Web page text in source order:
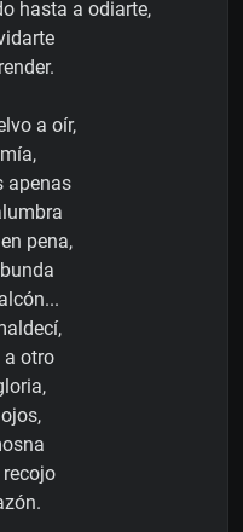
hasta a odiarte,
a oír,
apenas
pena,
a otro